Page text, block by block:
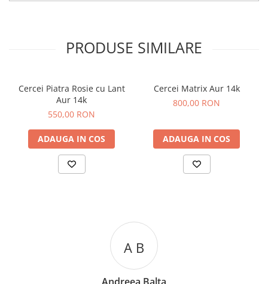
PRODUSE SIMILARE
Cercei Piatra Rosie cu Lant
Aur 14k
550,00 RON
ADAUGA IN COS
Cercei Matrix Aur 14k
800,00 RON
ADAUGA IN COS